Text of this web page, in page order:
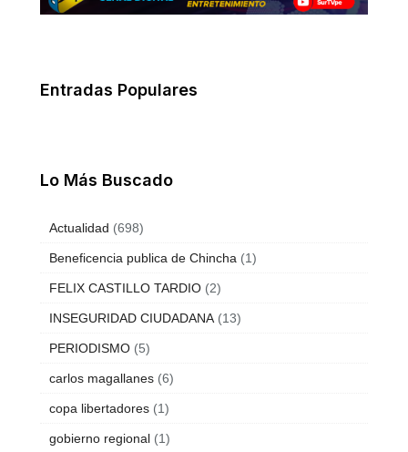
Entradas Populares
Lo Más Buscado
Actualidad (698)
Beneficencia publica de Chincha (1)
FELIX CASTILLO TARDIO (2)
INSEGURIDAD CIUDADANA (13)
PERIODISMO (5)
carlos magallanes (6)
copa libertadores (1)
gobierno regional (1)